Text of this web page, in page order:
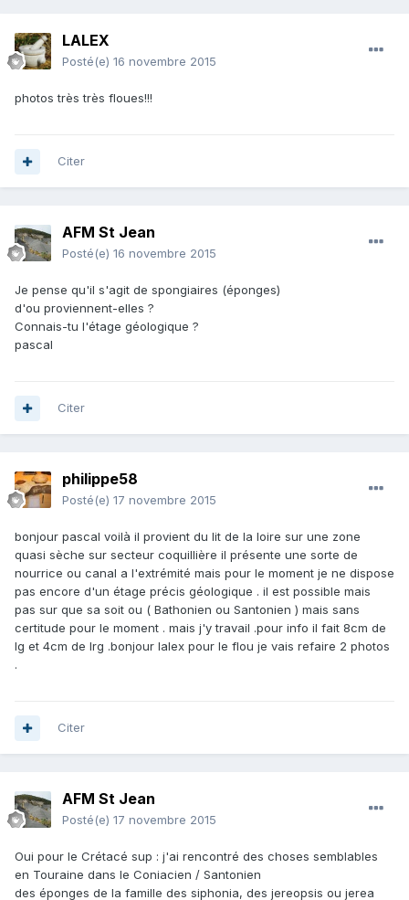
LALEX
Posté(e) 16 novembre 2015
photos très très floues!!!
Citer
AFM St Jean
Posté(e) 16 novembre 2015
Je pense qu'il s'agit de spongiaires (éponges)
d'ou proviennent-elles ?
Connais-tu l'étage géologique ?
pascal
Citer
philippe58
Posté(e) 17 novembre 2015
bonjour pascal voilà il provient du lit de la loire sur une zone
quasi sèche sur secteur coquillière il présente une sorte de
nourrice ou canal a l'extrémité mais pour le moment je ne dispose
pas encore d'un étage précis géologique . il est possible mais
pas sur que sa soit ou ( Bathonien ou Santonien ) mais sans
certitude pour le moment . mais j'y travail .pour info il fait 8cm de
lg et 4cm de lrg .bonjour lalex pour le flou je vais refaire 2 photos
.
Citer
AFM St Jean
Posté(e) 17 novembre 2015
Oui pour le Crétacé sup : j'ai rencontré des choses semblables
en Touraine dans le Coniacien / Santonien
des éponges de la famille des siphonia, des jereopsis ou jerea